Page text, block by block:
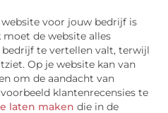
voor jouw bedrijf is
de website alles
te vertellen valt, terwijl
Op je website kan van
om de aandacht van
klantenrecensies te
laten maken die in de